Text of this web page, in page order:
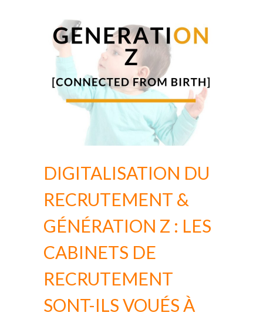
DIGITALISATION DU
RECRUTEMENT &
GÉNÉRATION Z : LES
CABINETS DE
RECRUTEMENT
SONT-ILS VOUÉS À